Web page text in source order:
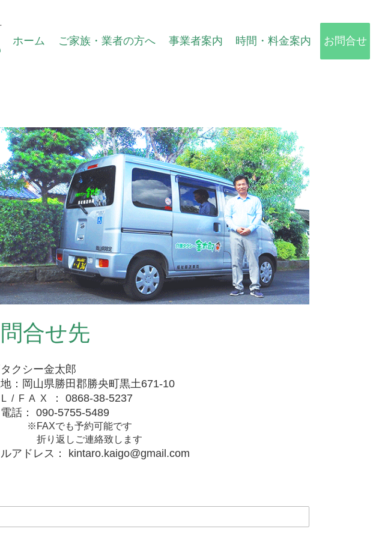
ホーム ご家族・業者の方へ 事業者案内 時間・料金案内 お問合せ
合せ先
クシー金太郎
：岡山県勝田郡勝央町黒土671-10
FAX
： 0868-38-5237
話： 090-5755-5489
でも予約可能です
返しご連絡致します
アドレス： kintaro.kaigo@gmail.com